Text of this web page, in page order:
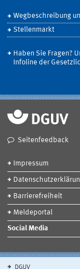
Wegbeschreibung
Stellenmarkt
Haben Sie Fragen?
Infoline der
Seitenfeedback
Impressum
Barrierefreiheit
Meldeportal
Social Media
DGUV